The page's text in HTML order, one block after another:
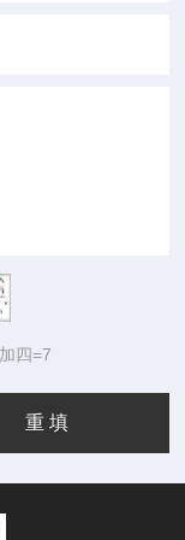
四=7